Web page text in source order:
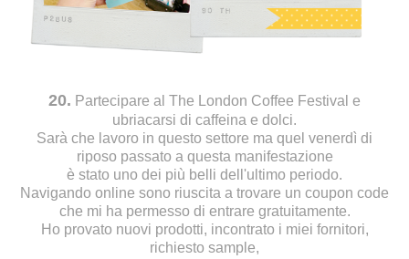
20. Partecipare al The London Coffee Festival e
ubriacarsi di caffeina e dolci.
Sarà che lavoro in questo settore ma quel venerdì di
riposo passato a questa manifestazione
è stato uno dei più belli dell'ultimo periodo.
Navigando online sono riuscita a trovare un coupon code
che mi ha permesso di entrare gratuitamente.
Ho provato nuovi prodotti, incontrato i miei fornitori,
richiesto sample,